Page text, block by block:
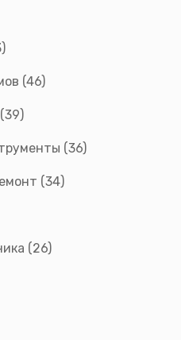
(46)
(39)
(36)
(34)
(26)